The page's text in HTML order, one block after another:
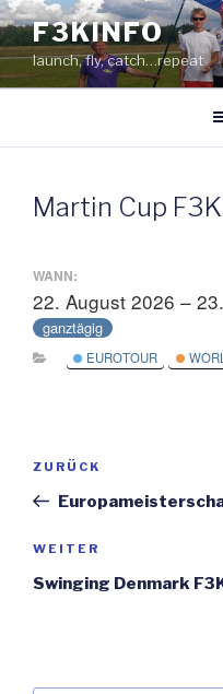
Zum
Inhalt
springen
F3KINFO
launch, fly, catch…repeat
Martin Cup
WANN:
22. August 2026 –
ganztägig
EUROTOUR
Beitragsnavigation
Vorheriger
Beitrag
ZURÜCK
Nächster
Beitrag
WEITER
Swinging Denmark